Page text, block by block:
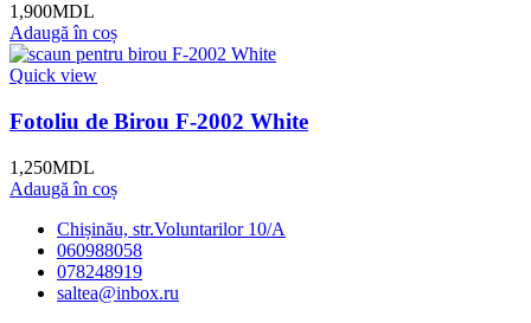
1,900MDL
Adaugă în coș
Quick view
Fotoliu de Birou F-2002 White
1,250MDL
Adaugă în coș
Chișinău, str.Voluntarilor 10/A
060988058
078248919
saltea@inbox.ru